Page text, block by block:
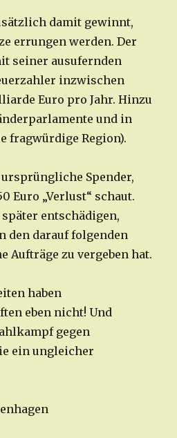
damit gewinnt,
errungen werden. Der
seiner ausufernden
inzwischen
Euro pro Jahr. Hinzu
und in
fragwürdige Region).
Spender,
Euro „Verlust“ schaut.
entschädigen,
den darauf folgenden
Aufträge zu vergeben hat.
haben
eben nicht! Und
gegen
ein ungleicher